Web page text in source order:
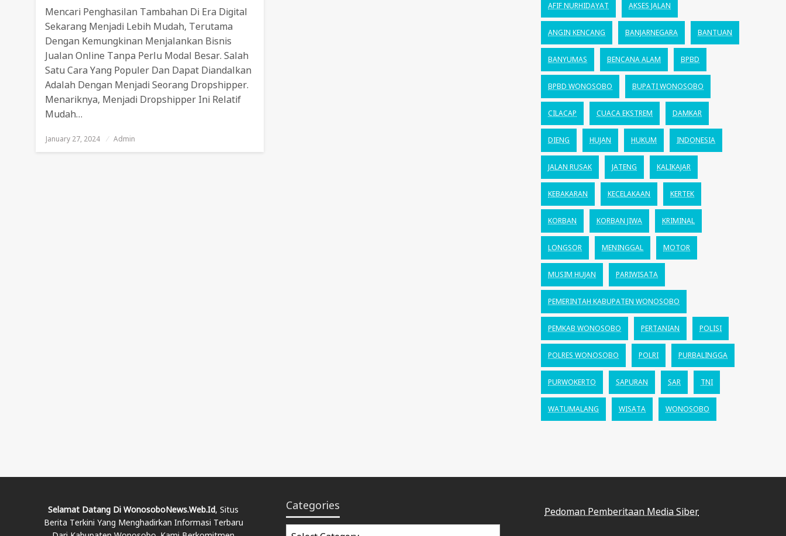
Mencari Penghasilan Tambahan Di Era Digital
Sekarang Menjadi Lebih Mudah, Terutama
Dengan Kemungkinan Menjalankan Bisnis
Jualan Online Tanpa Perlu Modal Besar. Salah
Satu Cara Yang Populer Dan Dapat Diandalkan
Adalah Dengan Menjadi Seorang Dropshipper.
Menariknya, Menjadi Dropshipper Ini Relatif
Mudah…
Posted
January 27, 2024 Admin
AFIF NURHIDAYAT AKSES JALAN
ANGIN KENCANG BANJARNEGARA BANTUAN
BANYUMAS BENCANA ALAM BPBD
BPBD WONOSOBO BUPATI WONOSOBO
CILACAP CUACA EKSTREM DAMKAR
DIENG HUJAN HUKUM INDONESIA
JALAN RUSAK JATENG KALIKAJAR
KEBAKARAN KECELAKAAN KERTEK
KORBAN KORBAN JIWA KRIMINAL
LONGSOR MENINGGAL MOTOR
MUSIM HUJAN PARIWISATA
PEMERINTAH KABUPATEN WONOSOBO
PEMKAB WONOSOBO PERTANIAN POLISI
POLRES WONOSOBO POLRI PURBALINGGA
PURWOKERTO SAPURAN SAR TNI
WATUMALANG WISATA WONOSOBO
Selamat Datang Di WonosoboNews.web.id, Situs
Berita Terkini Yang Menghadirkan Informasi Terbaru
Categories
Categories
Pedoman Pemberitaan Media Siber